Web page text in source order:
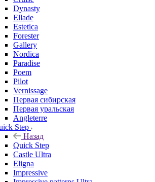
Dynasty
Ellade
Estetica
Forester
Gallery
Nordica
Paradise
Poem
Pilot
Vernissage
Первая сибирская
Первая уральская
Angleterre
Step
Назад
Quick Step
Castle Ultra
Eligna
Impressive